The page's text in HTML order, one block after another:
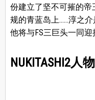
份建立了坚不可摧的
规的青蓝岛上……淳之
他将与FS三巨头一同迎
NUKITASHI2人